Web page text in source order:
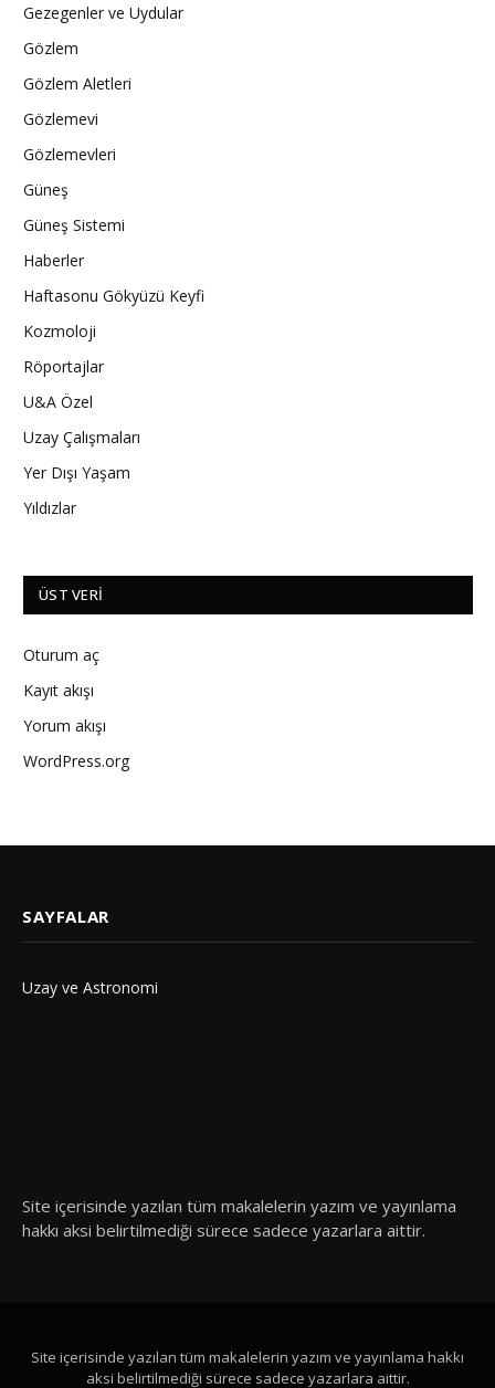
Gezegenler ve Uydular
Gözlem
Gözlem Aletleri
Gözlemevi
Gözlemevleri
Güneş
Güneş Sistemi
Haberler
Haftasonu Gökyüzü Keyfi
Kozmoloji
Röportajlar
U&A Özel
Uzay Çalışmaları
Yer Dışı Yaşam
Yıldızlar
ÜST VERI
Oturum aç
Kayıt akışı
Yorum akışı
WordPress.org
SAYFALAR
Uzay ve Astronomi
Site içerisinde yazılan tüm makalelerin yazım ve yayınlama
hakkı aksi belirtilmediği sürece sadece yazarlara aittir.
Site içerisinde yazılan tüm makalelerin yazım ve yayınlama hakkı
aksi belirtilmediği sürece sadece yazarlara aittir.